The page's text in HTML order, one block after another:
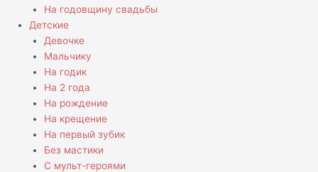
На годовщину свадьбы
Детские
Девочке
Мальчику
На годик
На 2 года
На рождение
На крещение
На первый зубик
Без мастики
С мульт-героями